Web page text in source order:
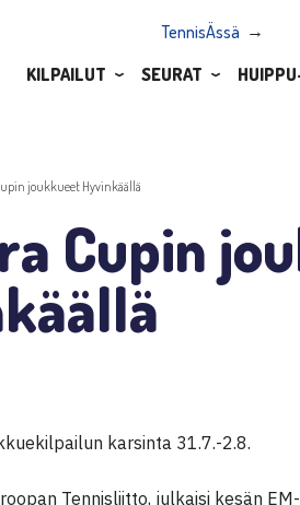
TennisÄssä
KILPAILUT SEURAT
joukkueet Hyvinkäällä
Cupin
karsinta 31.7.-2.8.
Tennisliitto, julkaisi kesän